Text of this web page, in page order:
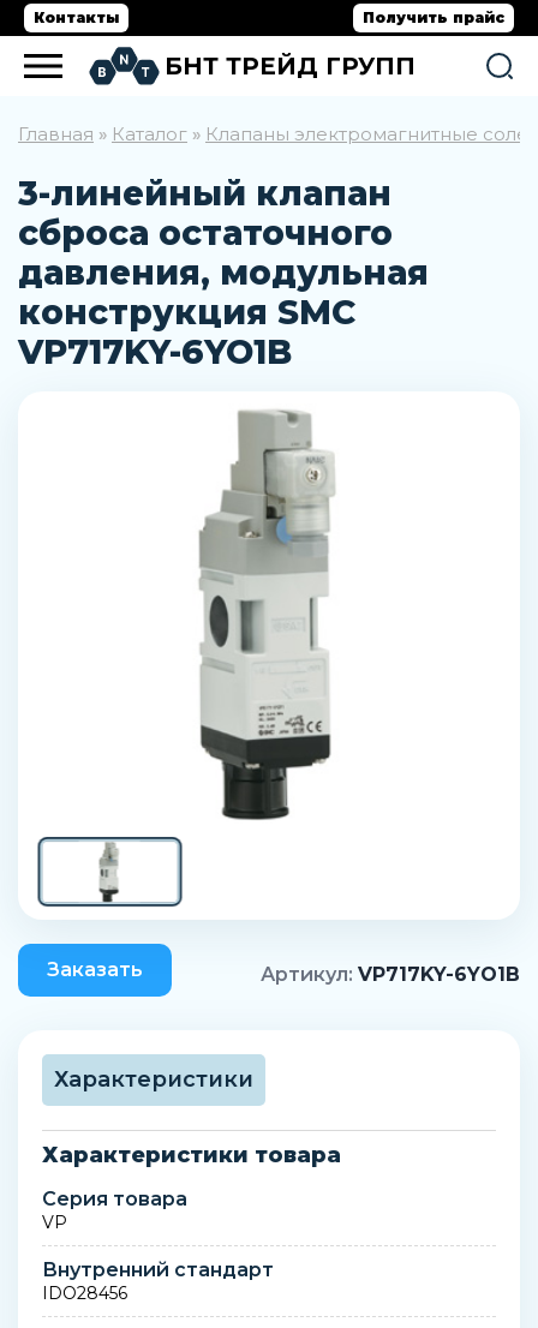
Контакты Получить прайс
БНТ ТРЕЙД ГРУПП
Главная » Каталог » Клапаны электромагнитные
3-линейный клапан
сброса остаточного
давления, модульная
конструкция SMC
VP717KY-6YO1B
Заказать Артикул: VP717KY-6YO1B
Характеристики
Характеристики товара
Серия товара
VP
Внутренний стандарт
IDO28456